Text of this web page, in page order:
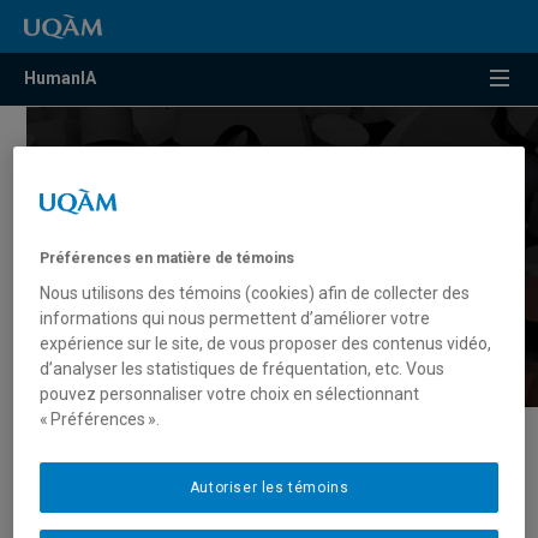
HumanIA
Recherche
Préférences en matière de témoins
Nous utilisons des témoins (cookies) afin de collecter des
informations qui nous permettent d’améliorer votre
expérience sur le site, de vous proposer des contenus vidéo,
d’analyser les statistiques de fréquentation, etc. Vous
pouvez personnaliser votre choix en sélectionnant
« Préférences ».
Autoriser les témoins